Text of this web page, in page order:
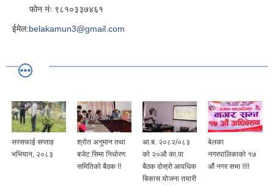
फोन नंः ९८१०३३७४६१
ईमेल:belakamun3@gmail.com
सरसफाई सप्ताह
भभियान, २०८३
श्रोत अनुमान तथा
बजेट सिमा निर्धारण
समितिको बैठक !!
आ.ब. २०८२/०८३
को २०औ का.पा
बैठक दोस्रो आवधिक
बिकास योजना तयारी
बेलका
नगरपालिकाको १७
औं नगर सभा !!!!